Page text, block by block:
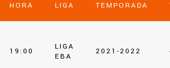
HORA LIGA TEMPORADA
19:00
LIGA
EBA
2021-2022